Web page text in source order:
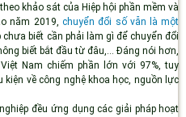
khảo sát của Hiệp hội phần mềm và
năm 2019, chuyển đổi số vẫn là một
chưa biết cần phải làm gì để chuyển đổi
biết bắt đầu từ đâu,... Đáng nói hơn,
Nam chiếm phần lớn với 97%, tuy
về công nghệ khoa học, nguồn lực
đều ứng dụng các giải pháp hoạt